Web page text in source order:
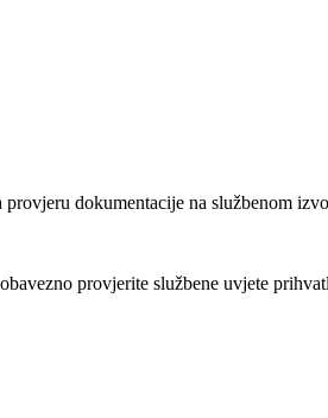
dokumentacije na službenom
provjerite službene uvjete